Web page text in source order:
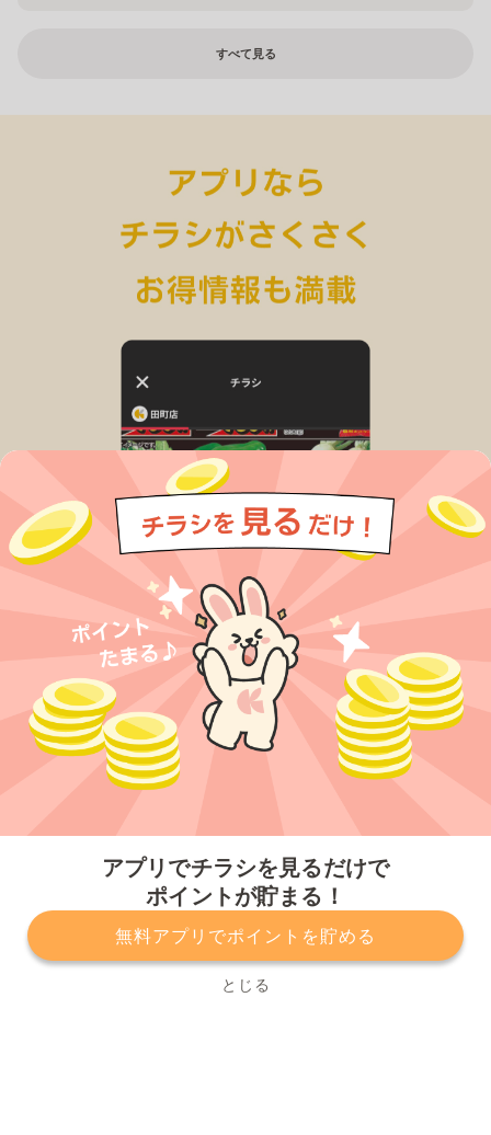
アプリでチラシを見るだけで
ポイントが貯まる！
無料アプリでポイントを貯める
とじる
すべて見る
プライバシーポリシー 利用規約
運営会社
サービスに関してのお問い合わせ